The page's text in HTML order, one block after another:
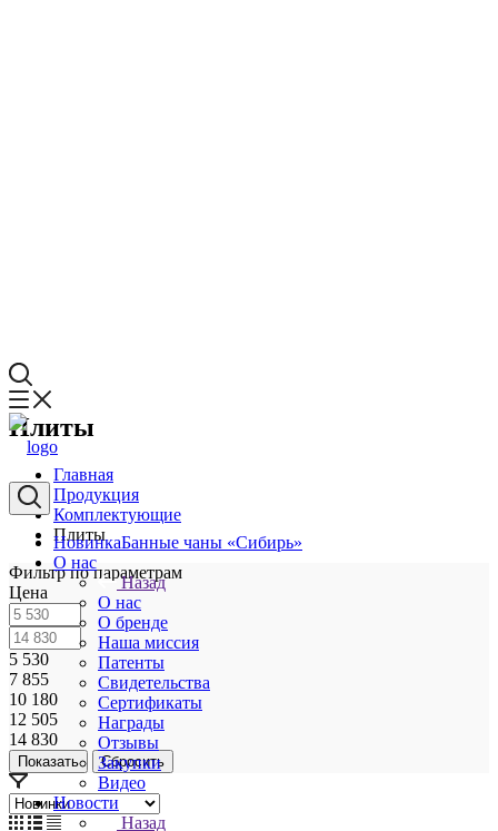
НовинкаБанные чаны «Сибирь»
О нас
Назад
О нас
О бренде
Наша миссия
Патенты
Свидетельства
Сертификаты
Награды
Отзывы
Закупки
Видео
Новости
Назад
Плиты
Главная
Продукция
Комплектующие
Плиты
Фильтр по параметрам
Цена
5 530
7 855
10 180
12 505
14 830
Сбросить